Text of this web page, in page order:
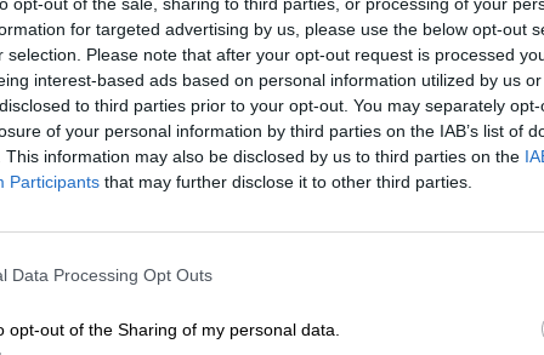
for targeted advertising by us, please use the below opt-out
selection. Please note that after your opt-out request is processed
interest-based ads based on personal information utilized by us
to third parties prior to your opt-out. You may separately
of your personal information by third parties on the IAB’s list of
This information may also be disclosed by us to third parties on the
Participants that may further disclose it to other third parties.
Data Processing Opt Outs
opt-out of the Sharing of my personal data.
a nivel nacionalobservamos que,
las del año2008,elPartido Socialista fue la
en las que se divide este territorio,
diez diputadosque salen de la Comunidad
Cáceres) fue equitativo, deparando unempate
comicios. Esta tendencia cambió notablemente
por la crisis cedió su l
iderazgo a un Partido
(la anterior fue en el año 2000) en laprincipal
del
y dos en Cáceres
popular, las elecciones celebradas en
otro hecho relevante como fue el